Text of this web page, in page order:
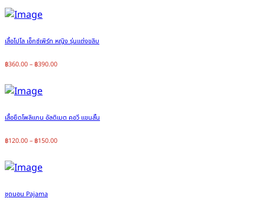
เสื้อโปโล เอ็กซ์เพิร์ท หญิง รุ่นแต่งขลิบ
฿360.00 – ฿390.00
เสื้อยืดโพลิแกน อัลติเมต คอวี แขนสั้น
฿120.00 – ฿150.00
ชุดนอน Pajama